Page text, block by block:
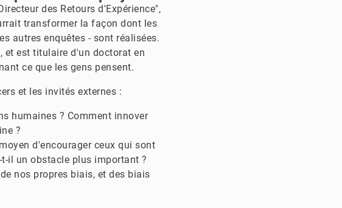
des Retours d'Expérience",
transformer la façon dont les
autres enquêtes - sont réalisées.
et est titulaire d'un doctorat en
ce que les gens pensent.
et les invités externes :
humaines ? Comment innover
?
d'encourager ceux qui sont
il un obstacle plus important ?
nos propres biais, et des biais